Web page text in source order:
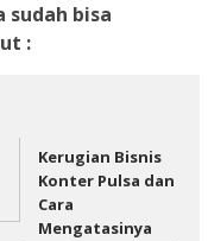
sudah bisa
:
Kerugian Bisnis
Konter Pulsa dan
Cara
Mengatasinya